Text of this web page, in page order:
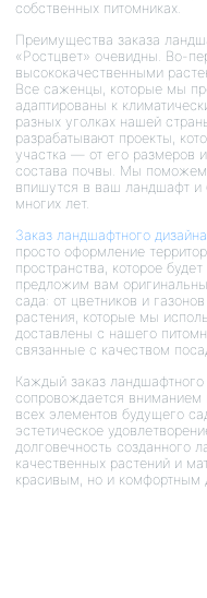
собственных питомниках.
Преимущества заказа
«Ростцвет» очевидны. Во-
высококачественными
Все саженцы, которые мы
адаптированы к
разных уголках нашей
разрабатывают проекты,
участка — от его размеров
состава почвы. Мы поможем
впишутся в ваш ландшафт и
многих лет.
Заказ ландшафтного
просто оформление
пространства, которое
предложим вам
сада: от цветников и
растения, которые мы
доставлены с нашего
связанные с качеством
Каждый заказ
сопровождается вниманием
всех элементов будущего
эстетическое
долговечность созданного
качественных растений и
красивым, но и комфортным